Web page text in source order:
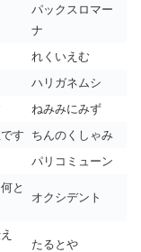
パックスロマー
ナ
れくいえむ
ハリガネムシ
ねみみにみず
す
ちんのくしゃみ
パリコミューン
と
オクシデント
たるとや